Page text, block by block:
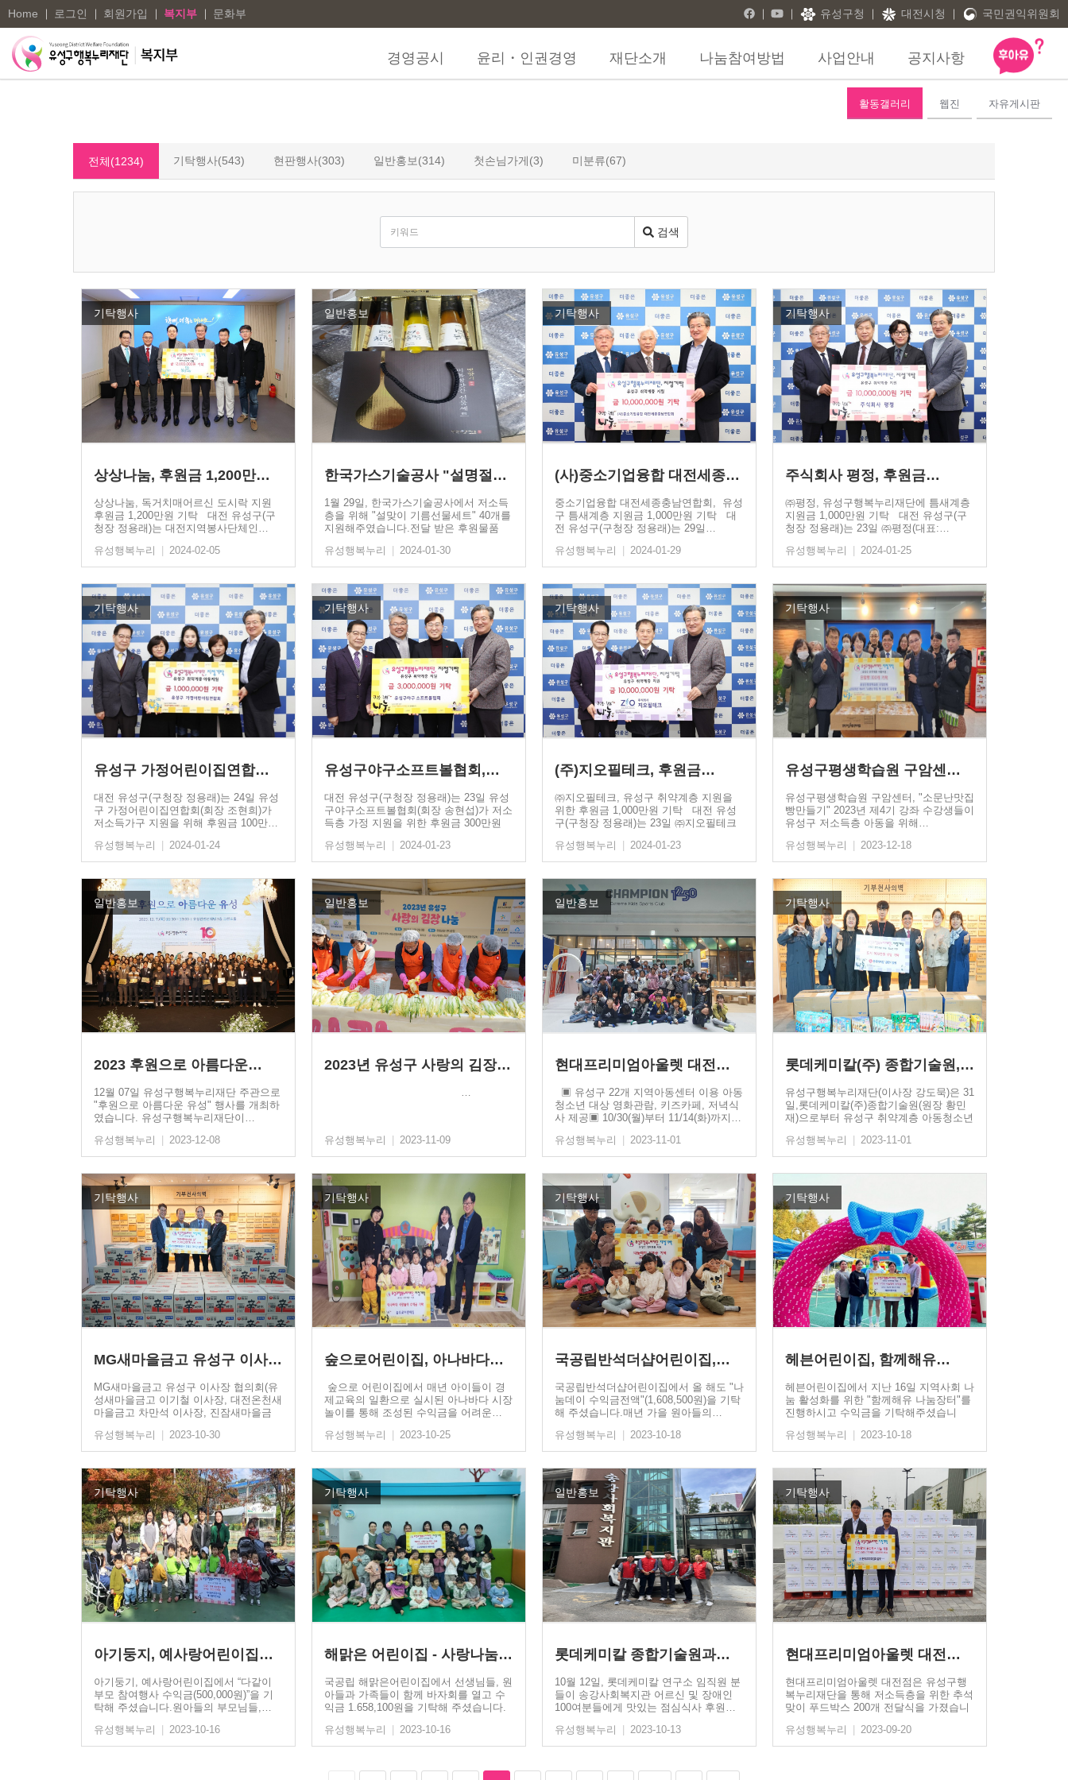
Home 로그인 회원가입 복지부 문화부 유성구청 대전시청 국민권익위원회
경영공시 윤리・인권경영 재단소개 나눔참여방법 사업안내 공지사항
활동갤러리 웹진 자유게시판
전체(1234) 기탁행사(543) 현판행사(303) 일반홍보(314) 첫손님가게(3) 미분류(67)
검색
기탁행사
상상나눔, 후원금 1,200만원…
상상나눔, 독거치매어르신 도시락 지원
후원금 1,200만원 기탁 대전 유성구(구
청장 정용래)는 대전지역봉사단체인…
유성행복누리
2024-02-05
일반홍보
한국가스기술공사 "설명절맞이…
1월 29일, 한국가스기술공사에서 저소득
층을 위해 "설맞이 기름선물세트" 40개를
지원해주였습니다.전달 받은 후원물품
유성행복누리
2024-01-30
기탁행사
(사)중소기업융합 대전세종충남연합회,…
중소기업융합 대전세종충남연합회, 유성
구 틈새계층 지원금 1,000만원 기탁 대
전 유성구(구청장 정용래)는 29일…
유성행복누리
2024-01-29
기탁행사
주식회사 평정, 후원금…
㈜평정, 유성구행복누리재단에 틈새계층
지원금 1,000만원 기탁 대전 유성구(구
청장 정용래)는 23일 ㈜평정(대표:…
유성행복누리
2024-01-25
기탁행사
유성구 가정어린이집연합회,…
대전 유성구(구청장 정용래)는 24일 유성
구 가정어린이집연합회(회장 조현희)가
저소득가구 지원을 위해 후원금 100만…
유성행복누리
2024-01-24
기탁행사
유성구야구소프트볼협회,…
대전 유성구(구청장 정용래)는 23일 유성
구야구소프트볼협회(회장 송현섭)가 저소
득층 가정 지원을 위한 후원금 300만원
유성행복누리
2024-01-23
기탁행사
(주)지오필테크, 후원금…
㈜지오필테크, 유성구 취약계층 지원을
위한 후원금 1,000만원 기탁 대전 유성
구(구청장 정용래)는 23일 ㈜지오필테크
유성행복누리
2024-01-23
기탁행사
유성구평생학습원 구암센터…
유성구평생학습원 구암센터, "소문난맛집
빵만들기" 2023년 제4기 강좌 수강생들이
유성구 저소득층 아동을 위해…
유성행복누리
2023-12-18
일반홍보
2023 후원으로 아름다운…
12월 07일 유성구행복누리재단 주관으로
"후원으로 아름다운 유성" 행사를 개최하
였습니다. 유성구행복누리재단이…
유성행복누리
2023-12-08
일반홍보
2023년 유성구 사랑의 김장…
…
유성행복누리 2023-11-09
일반홍보
현대프리미엄아울렛 대전점,…
▣ 유성구 22개 지역아동센터 이용 아동
청소년 대상 영화관람, 키즈카페, 저녁식
사 제공▣ 10/30(월)부터 11/14(화)까지…
유성행복누리
2023-11-01
기탁행사
롯데케미칼(주) 종합기술원,…
유성구행복누리재단(이사장 강도묵)은 31
일,롯데케미칼(주)종합기술원(원장 황민
재)으로부터 유성구 취약계층 아동청소년
유성행복누리
2023-11-01
기탁행사
MG새마을금고 유성구 이사장…
MG새마을금고 유성구 이사장 협의회(유
성새마을금고 이기철 이사장, 대전온천새
마을금고 차만석 이사장, 진잠새마을금
유성행복누리
2023-10-30
기탁행사
숲으로어린이집, 아나바다…
숲으로 어린이집에서 매년 아이들이 경
제교육의 일환으로 실시된 아나바다 시장
놀이를 통해 조성된 수익금을 어려운…
유성행복누리
2023-10-25
기탁행사
국공립반석더샵어린이집,…
국공립반석더샵어린이집에서 올 해도 "나
눔데이 수익금전액"(1,608,500원)을 기탁
해 주셨습니다.매년 가을 원아들의…
유성행복누리
2023-10-18
기탁행사
헤븐어린이집, 함께해유…
헤븐어린이집에서 지난 16일 지역사회 나
눔 활성화를 위한 "함께해유 나눔장터"를
진행하시고 수익금을 기탁해주셨습니
유성행복누리
2023-10-18
기탁행사
아기둥지, 예사랑어린이집…
아기둥기, 예사랑어린이집에서 “다같이
부모 참여행사 수익금(500,000원)”을 기
탁해 주셨습니다.원아들의 부모님들,…
유성행복누리
2023-10-16
기탁행사
해맑은 어린이집 - 사랑나눔데이…
국공립 해맑은어린이집에서 선생님들, 원
아들과 가족들이 함께 바자회를 열고 수
익금 1.658,100원을 기탁해 주셨습니다.
유성행복누리
2023-10-16
일반홍보
롯데케미칼 종합기술원과…
10월 12일, 롯데케미칼 연구소 임직원 분
들이 송강사회복지관 어르신 및 장애인
100여분들에게 맛있는 점심식사 후원…
유성행복누리
2023-10-13
기탁행사
현대프리미엄아울렛 대전점,…
현대프리미엄아울렛 대전점은 유성구행
복누리재단을 통해 저소득층을 위한 추석
맞이 푸드박스 200개 전달식을 가졌습니
유성행복누리
2023-09-20